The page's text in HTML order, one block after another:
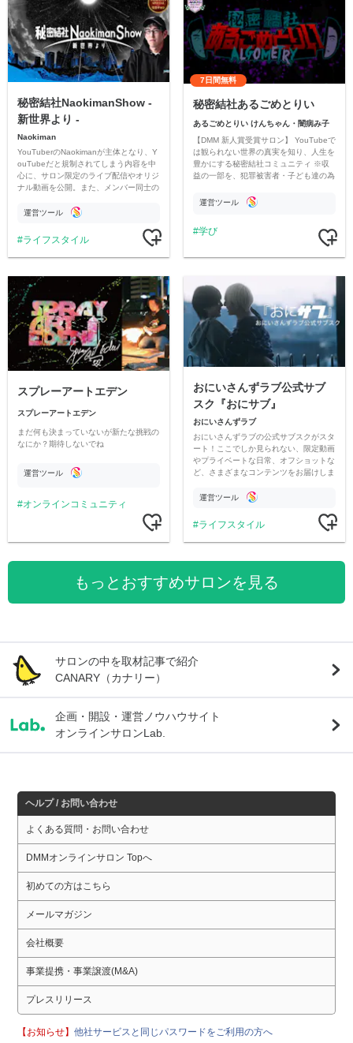
秘密結社NaokimanShow -
新世界より -
Naokiman
YouTuberのNaokimanが主体となり、Y
ouTubeだと規制されてしまう内容を中
心に、サロン限定のライブ配信やオリジ
ナル動画を公開。また、メンバー同士の
ただいています。
運営ツール
ライフスタイル
7日間無料
秘密結社あるごめとりい
あるごめとりい けんちゃん・闇病み子
【DMM 新人賞受賞サロン】 YouTubeで
は観られない世界の真実を知り、人生を
豊かにする秘密結社コミュニティ ※収
益の一部を、犯罪被害者・子ども達の為
す運営ツール
学び
スプレーアートエデン
スプレーアートエデン
まだ何も決まっていないが新たな挑戦の
なにか？期待しないでね
運営ツール
オンラインコミュニティ
おにいさんずラブ公式サブ
スク『おにサブ』
おにいさんずラブ
おにいさんずラブの公式サブスクがスタ
ート！ここでしか見られない、限定動画
やプライベートな日常、オフショットな
ど、さまざまなコンテンツをお届けしま
運営ツール
ライフスタイル
もっとおすすめサロンを見る
サロンの中を取材記事で紹介
CANARY（カナリー）
企画・開設・運営ノウハウサイト
オンラインサロンLab.
ヘルプ / お問い合わせ
よくある質問・お問い合わせ
DMMオンラインサロン Topへ
初めての方はこちら
メールマガジン
会社概要
事業提携・事業譲渡(M&A)
プレスリリース
【お知らせ】他社サービスと同じパスワードをご利用の方へ